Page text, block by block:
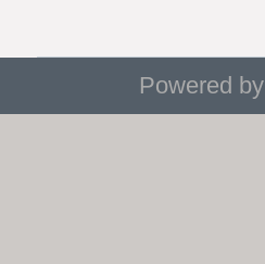
Powered by